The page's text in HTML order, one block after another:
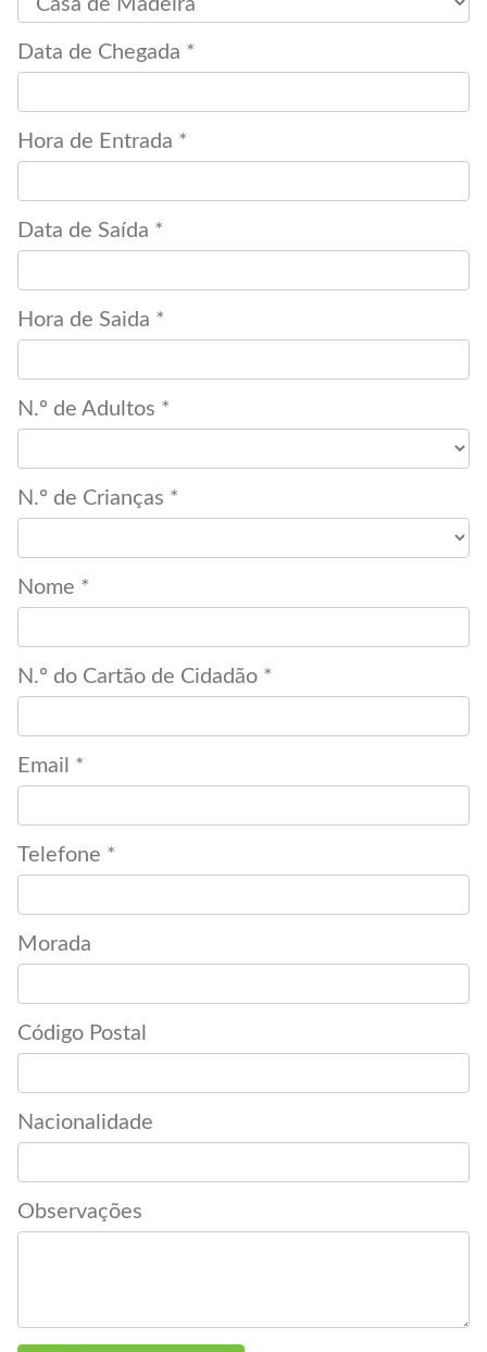
Data de Chegada *
Hora de Entrada *
Data de Saída *
Hora de Saida *
N.º de Adultos *
N.º de Crianças *
Nome *
N.º do Cartão de Cidadão *
Email *
Telefone *
Morada
Código Postal
Nacionalidade
Observações